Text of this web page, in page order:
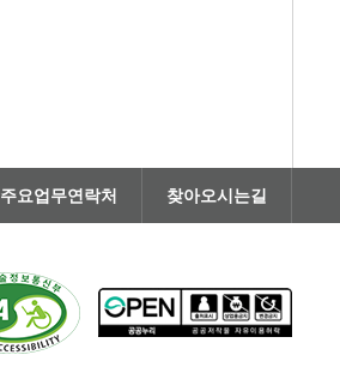
주요업무연락처 찾아오시는길